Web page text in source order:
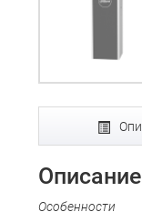
Описание
Особенности